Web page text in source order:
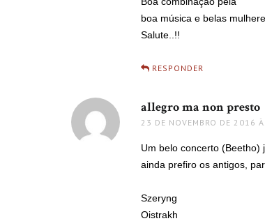
boa música e belas
Salute..!!
RESPONDER
allegro ma non presto
23 DE NOVEMBRO DE 2016
Um belo concerto
ainda prefiro os antigos,
Szeryng
Oistrakh